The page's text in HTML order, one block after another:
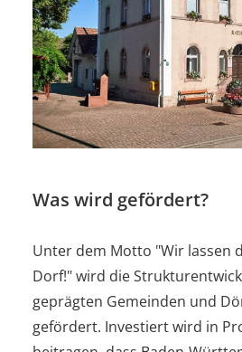
Was wird gefördert?
Unter dem Motto "Wir lassen
Dorf!" wird die
geprägten Gemeinden und
gefördert. Investiert wird in